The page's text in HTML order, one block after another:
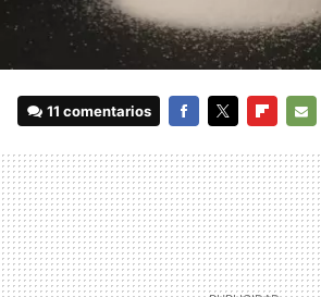
11 comentarios
MAIL